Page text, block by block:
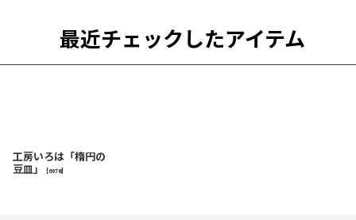
最近チェックしたアイテム
工房いろは「楕円の
豆皿」
6978]